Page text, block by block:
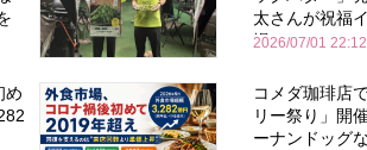
太さんが祝福
場
2026/07/01
め
コメダ珈琲店
リー祭り」開
ーナンドッグ